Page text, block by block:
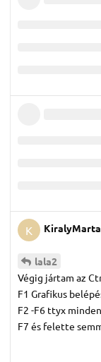
K KiralyMarta
lala2
Végig jártam az
F1 Grafikus
F2 -F6 ttyx
F7 és felette